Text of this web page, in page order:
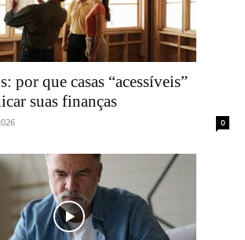
por que casas “acessíveis”
suas finanças
0